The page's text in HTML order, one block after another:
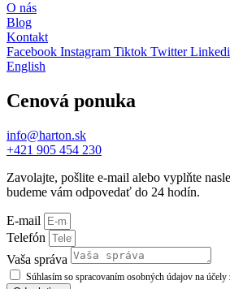
O nás
Blog
Kontakt
Facebook Instagram Tiktok Twitter
English
Cenová ponuka
info@harton.sk
+421 905 454 230
Zavolajte, pošlite e-mail alebo vyplňte
budeme vám odpovedať do 24 hodín.
E-mail
Telefón
Vaša správa
Súhlasím so spracovaním osobných údajov na účely